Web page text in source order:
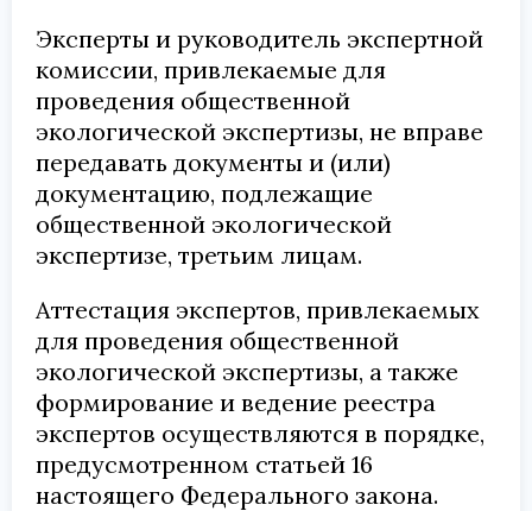
Эксперты и руководитель экспертной
комиссии, привлекаемые для
проведения общественной
экологической экспертизы, не вправе
передавать документы и (или)
документацию, подлежащие
общественной экологической
экспертизе, третьим лицам.
Аттестация экспертов, привлекаемых
для проведения общественной
экологической экспертизы, а также
формирование и ведение реестра
экспертов осуществляются в порядке,
предусмотренном статьей 16
настоящего Федерального закона.